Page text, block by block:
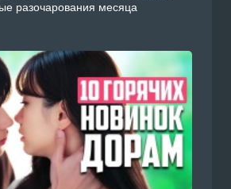
разочарования месяца